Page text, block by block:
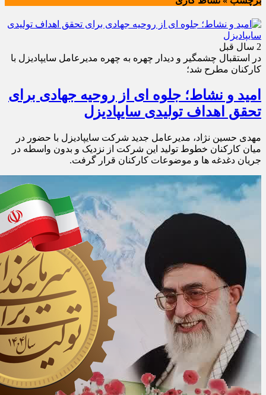
2 سال قبل
در استقبال چشمگیر و دیدار چهره به چهره مدیرعامل سایپادیزل با
کارکنان مطرح شد؛
امید و نشاط؛ جلوه ای از روحیه جهادی برای
تحقق اهداف تولیدی سایپادیزل
مهدی حسین نژاد، مدیرعامل جدید شرکت سایپادیزل با حضور در
میان کارکنان خطوط تولید این شرکت از نزدیک و بدون واسطه در
جریان دغدغه ها و موضوعات کارکنان قرار گرفت.